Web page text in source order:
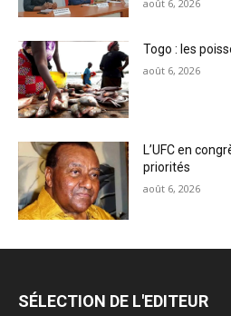
août 6, 2026
Togo : les
août 6, 2026
L’UFC en
priorités
août 6, 2026
SÉLECTION DE L'EDITEUR